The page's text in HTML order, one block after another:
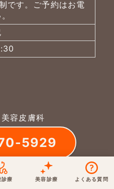
ピックス
松下医師のインスタ
紹介
サイトマップ
診療
科
は休診です
美容診療 よくある質問
いて
いあわせ
経路を調べる
です。ご予約はお電
容皮膚科
5929
れない場合は
03-5721-